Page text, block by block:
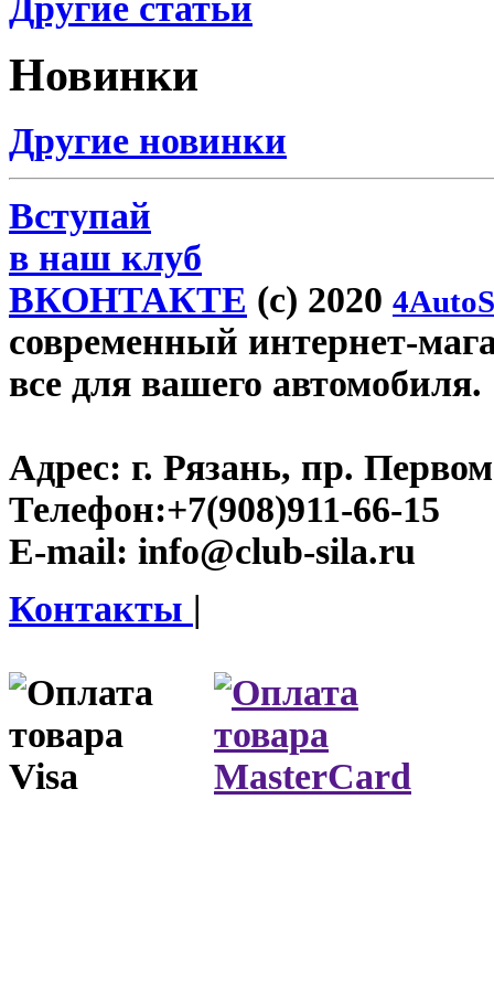
Новинки
Другие новинки
Вступай
в наш клуб
ВКОНТАКТЕ (c) 2020
современный интернет-
все для вашего автомобиля.
Адрес: г. Рязань, пр.
Телефон:+7(908)911-66-15
E-mail: info@club-sila.ru
Контакты |